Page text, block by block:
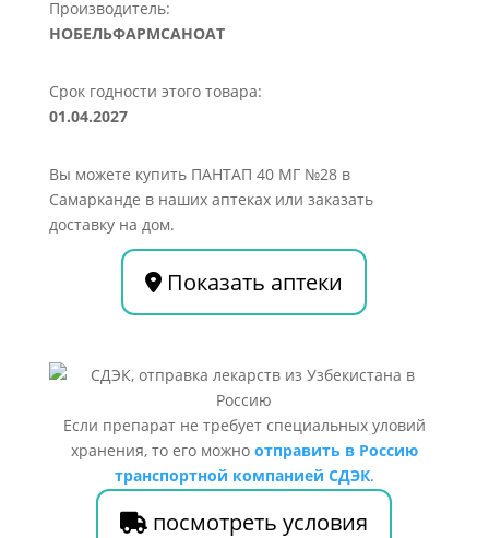
Производитель:
НОБЕЛЬФАРМСАНОАТ
Срок годности этого товара:
01.04.2027
Вы можете купить ПАНТАП 40 МГ №28 в
Самарканде в наших аптеках или заказать
доставку на дом.
Показать аптеки
Если препарат не требует специальных уловий
хранения, то его можно отправить в Россию
транспортной компанией СДЭК.
посмотреть условия